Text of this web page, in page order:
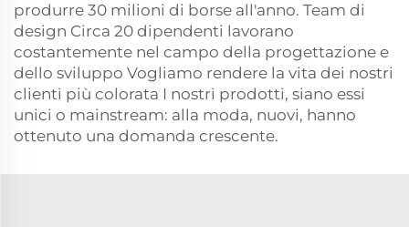
produrre 30 milioni di borse all'anno. Team di
design Circa 20 dipendenti lavorano
costantemente nel campo della progettazione e
dello sviluppo Vogliamo rendere la vita dei nostri
clienti più colorata I nostri prodotti, siano essi
unici o mainstream: alla moda, nuovi, hanno
ottenuto una domanda crescente.